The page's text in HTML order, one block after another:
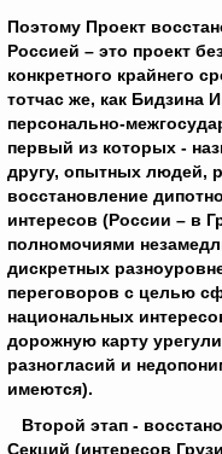
Поэтому Проект
Россией – это проект
конкретного крайнего
тотчас же, как Бидзина
персонально-
первый из которых -
другу, опытных людей,
восстановление
интересов (России – в
полномочиями
дискретных
переговоров с целью
национальных
дорожную карту
разногласий и
имеются).
Второй этап -
Секций (интересов